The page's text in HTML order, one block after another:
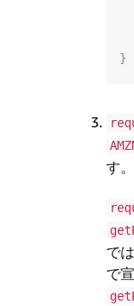
}
す。
で
で